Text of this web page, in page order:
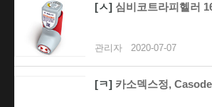
[ㅅ] 심비코트라피헬러 160/4.5
관리자 2020-07-07
[ㅋ] 카소덱스정, Casodex (